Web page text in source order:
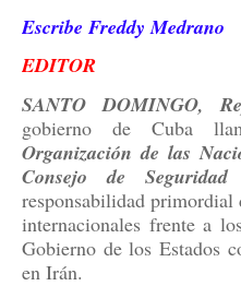
Escribe Freddy Medrano
EDITOR
SANTO DOMINGO,
gobierno de Cuba
Organización de las
Consejo de Seguridad
responsabilidad primordial
internacionales frente a
Gobierno de los Estados
en Irán.